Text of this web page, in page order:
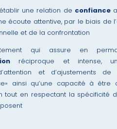
une relation de confiance
écoute attentive, par le biais de
et de la confrontation
qui assure en
réciproque et intense,
et d’ajustements de
ainsi qu’une capacité à être
tout en respectant la spécificité